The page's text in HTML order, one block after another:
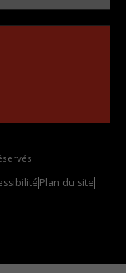
Plan du site